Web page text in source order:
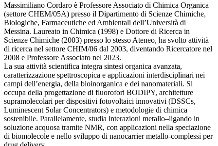
Massimiliano Cordaro è Professore Associato di Chimica Organica
(settore CHEM/05A) presso il Dipartimento di Scienze Chimiche,
Biologiche, Farmaceutiche ed Ambientali dell’Università di
Messina. Laureato in Chimica (1998) e Dottore di Ricerca in
Scienze Chimiche (2003) presso lo stesso Ateneo, ha svolto attività
di ricerca nel settore CHIM/06 dal 2003, diventando Ricercatore nel
2008 e Professore Associato nel 2023.
La sua attività scientifica integra sintesi organica avanzata,
caratterizzazione spettroscopica e applicazioni interdisciplinari nei
campi dell’energia, della bioinorganica e dei nanomateriali. Si
occupa della progettazione di fluorofori BODIPY, architetture
supramolecolari per dispositivi fotovoltaici innovativi (DSSCs,
Luminescent Solar Concentrators) e metodologie di chimica
sostenibile. Parallelamente, studia interazioni metallo–ligando in
soluzione acquosa tramite NMR, con applicazioni nella speciazione
di biomolecole e nello sviluppo di nanocarrier metallo-complessi per